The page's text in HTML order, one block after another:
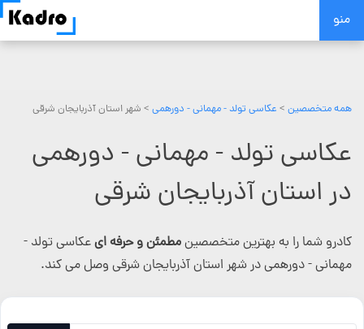
Skip
منو
همه متخصصین > عکاسی تولد - مهمانی - دورهمی > شهر استان آذربایجان شرقی
عکاسی تولد - مهمانی - دورهمی
در استان آذربایجان شرقی
کادرو شما را به بهترین متخصصینمطمئن و حرفه ایعکاسی تولد -
مهمانی - دورهمی در شهر استان آذربایجان شرقی وصل می کند.